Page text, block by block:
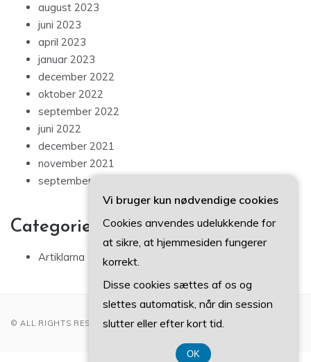
august 2023
juni 2023
april 2023
januar 2023
december 2022
oktober 2022
september 2022
juni 2022
december 2021
november 2021
september 2021
Categories
Artiklarna
© ALL RIGHTS RESERVED 2022
Vi bruger kun nødvendige cookies
Cookies anvendes udelukkende for
at sikre, at hjemmesiden fungerer
korrekt.
Disse cookies sættes af os og
slettes automatisk, når din session
slutter eller efter kort tid.
OK